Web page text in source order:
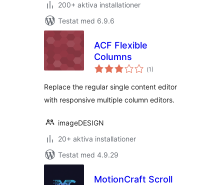
200+ aktiva installationer
Testat med 6.9.6
ACF Flexible
Columns
(Totalt
antal
1)
Replace the regular single content editor
with responsive multiple column editors.
imageDESIGN
20+ aktiva installationer
Testat med 4.9.29
MotionCraft Scroll